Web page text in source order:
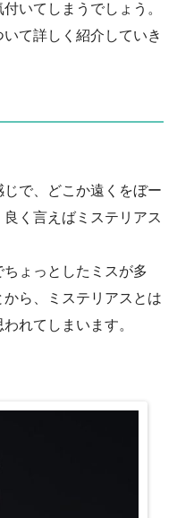
いてしまうでしょう。
て詳しく紹介していき
で、どこか遠くをぼー
く言えばミステリアス
ょっとしたミスが多
ら、ミステリアスとは
れてしまいます。